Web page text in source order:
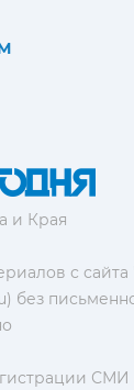
и Края
с сайта
без